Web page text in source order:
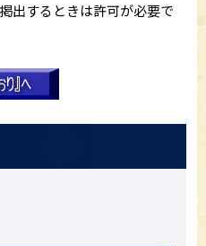
出するときは許可が必要で